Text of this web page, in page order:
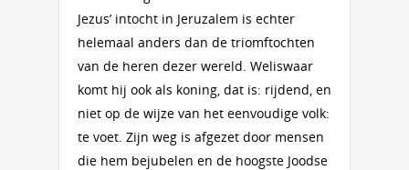
Jezus’ intocht in Jeruzalem is echter
helemaal anders dan de triomftochten
van de heren dezer wereld. Weliswaar
komt hij ook als koning, dat is: rijdend, en
niet op de wijze van het eenvoudige volk:
te voet. Zijn weg is afgezet door mensen
die hem bejubelen en de hoogste Joodse